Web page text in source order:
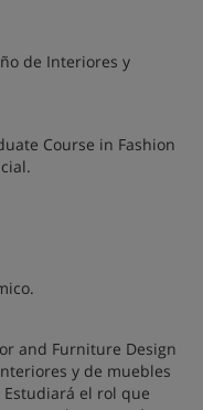
de Interiores y
Course in Fashion
and Furniture Design
y de muebles
el rol que